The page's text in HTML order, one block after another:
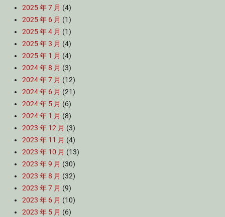
2025 年 7 月 (4)
2025 年 6 月 (1)
2025 年 4 月 (1)
2025 年 3 月 (4)
2025 年 1 月 (4)
2024 年 8 月 (3)
2024 年 7 月 (12)
2024 年 6 月 (21)
2024 年 5 月 (6)
2024 年 1 月 (8)
2023 年 12 月 (3)
2023 年 11 月 (4)
2023 年 10 月 (13)
2023 年 9 月 (30)
2023 年 8 月 (32)
2023 年 7 月 (9)
2023 年 6 月 (10)
2023 年 5 月 (6)